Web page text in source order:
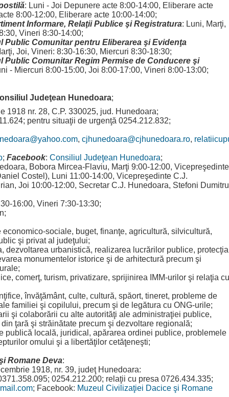
: Luni - Joi Depunere acte 8:00-14:00, Eliberare acte
8:00-12:00, Eliberare acte 10:00-14:00;
Informare, Relaţii Publice şi Registratura: Luni, Marţi,
Vineri 8:30-14:00;
Public Comunitar pentru Eliberarea şi Evidenţa
Joi, Vineri: 8:30-16:30, Miercuri 8:30-18:30;
Public Comunitar Regim Permise de Conducere şi
- Miercuri 8:00-15:00, Joi 8:00-17:00, Vineri 8:00-13:00;
Judeţean Hunedoara;
1918 nr. 28, C.P. 330025, jud. Hunedoara;
pentru situaţii de urgenţă 0254.212.832;
, cjhunedoara@cjhunedoara.ro,
; Facebook: Consiliul Judeţean Hunedoara;
Bobora Mircea-Flaviu, Marţi 9:00-12:00, Vicepreşedinte
Costel), Luni 11:00-14:00, Vicepreşedinte C.J.
Joi 10:00-12:00, Secretar C.J. Hunedoara, Stefoni Dumitru
16:00, Vineri 7:30-13:30;
sociale, buget, finanţe, agricultură, silvicultură,
şi privat al judeţului;
dezvoltarea urbanistică, realizarea lucrărilor publice, protecţia
monumentelor istorice şi de arhitectură precum şi
comerţ, turism, privatizare, sprijinirea IMM-urilor şi relaţia cu
învăţământ, culte, cultură, spăort, tineret, probleme de
familiei şi copilului, precum şi de legătura cu ONG-urile;
şi colaborării cu alte autorităţi ale administraţiei publice,
ţară şi străinătate precum şi dezvoltare regională;
publică locală, juridical, apărarea ordinei publice, problemele
omului şi a libertăţilor cetăţeneşti;
Romane Deva:
1918, nr. 39, judeţ Hunedoara:
0254.212.200; relaţii cu presa 0726.434.335;
; Facebook: Muzeul Civilizaţiei Dacice şi Romane